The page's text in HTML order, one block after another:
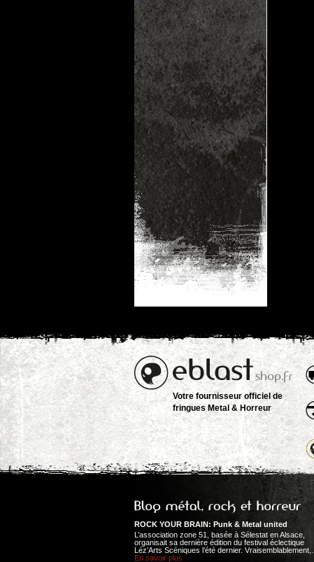
Votre fournisseur officiel de
fringues Metal & Horreur
ROCK YOUR BRAIN: Punk & Metal united
L’association zone 51, basée à Sélestat en Alsace,
organisait sa dernière édition du festival éclectique
Léz’Arts Scéniques l’été dernier. Vraisemblablement,...
En savoir plus